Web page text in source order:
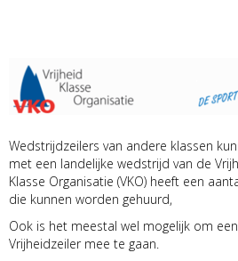
Meedoen
Is je belangstelling gewekt? Er zijn
mee te zeilen!
Wedstrijdzeilers van andere klassen
met een landelijke wedstrijd van de
Klasse Organisatie (VKO) heeft een
die kunnen worden gehuurd,
Ook is het meestal wel mogelijk om
Vrijheidzeiler mee te gaan.